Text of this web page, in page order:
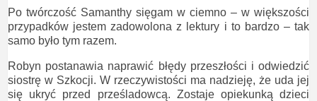
Po twórczość Samanthy sięgam w ciemno – w większości
przypadków jestem zadowolona z lektury i to bardzo – tak
samo było tym razem.
Robyn postanawia naprawić błędy przeszłości i odwiedzić
siostrę w Szkocji. W rzeczywistości ma nadzieję, że uda jej
się ukryć przed prześladowcą. Zostaje opiekunką dzieci